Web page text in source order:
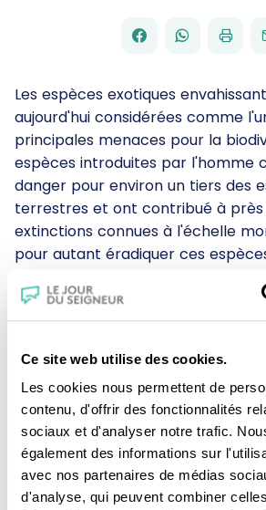
Ce site web utilise des cookies.
Les cookies nous permettent de
contenu, d'offrir des fonctionnalités
sociaux et d'analyser notre trafic.
également des informations sur
avec nos partenaires de médias
d'analyse, qui peuvent combiner
PARTAGER
FACEBOOK
PARTAGER
Les espèces exotiques
aujourd'hui considérées comme
principales menaces pour la
espèces introduites par l'homme
danger pour environ un tiers des
terrestres et ont contribué à près
extinctions connues à l'échelle
pour autant éradiquer ces
nous le droit d'intervenir et de
? Co-produite parLe Jour du
nouveau rendez-vous autour de
chère au pape François.